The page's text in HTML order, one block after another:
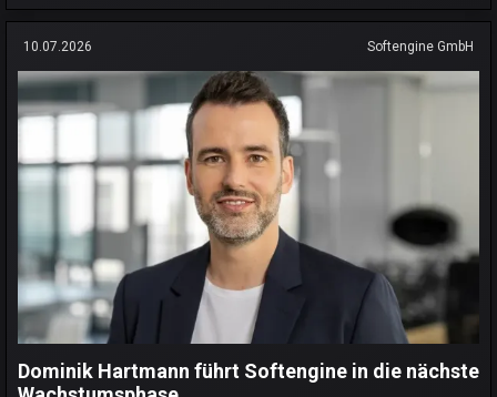
10.07.2026 Softengine GmbH
Dominik Hartmann führt Softengine in die nächste